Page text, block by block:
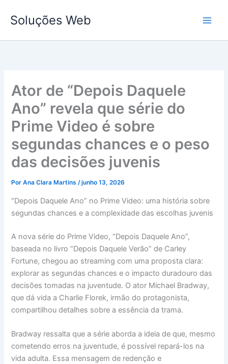
para
conteúdo
Soluções Web
Ator de “Depois Daquele
Ano” revela que série do
Prime Video é sobre
segundas chances e o peso
das decisões juvenis
PorAna Clara Martins/junho 13, 2026
“Depois Daquele Ano” no Prime Video: uma história sobre
segundas chances e a complexidade das escolhas juvenis
A nova série do Prime Video, “Depois Daquele Ano”,
baseada no livro “Depois Daquele Verão” de Carley
Fortune, chegou ao streaming com uma proposta clara:
explorar as segundas chances e o impacto duradouro das
decisões tomadas na juventude. O ator Michael Bradway,
que dá vida a Charlie Florek, irmão do protagonista,
compartilhou detalhes sobre a essência da trama.
Bradway ressalta que a série aborda a ideia de que, mesmo
cometendo erros na juventude, é possível repará-los na
vida adulta. Essa mensagem de redenção e